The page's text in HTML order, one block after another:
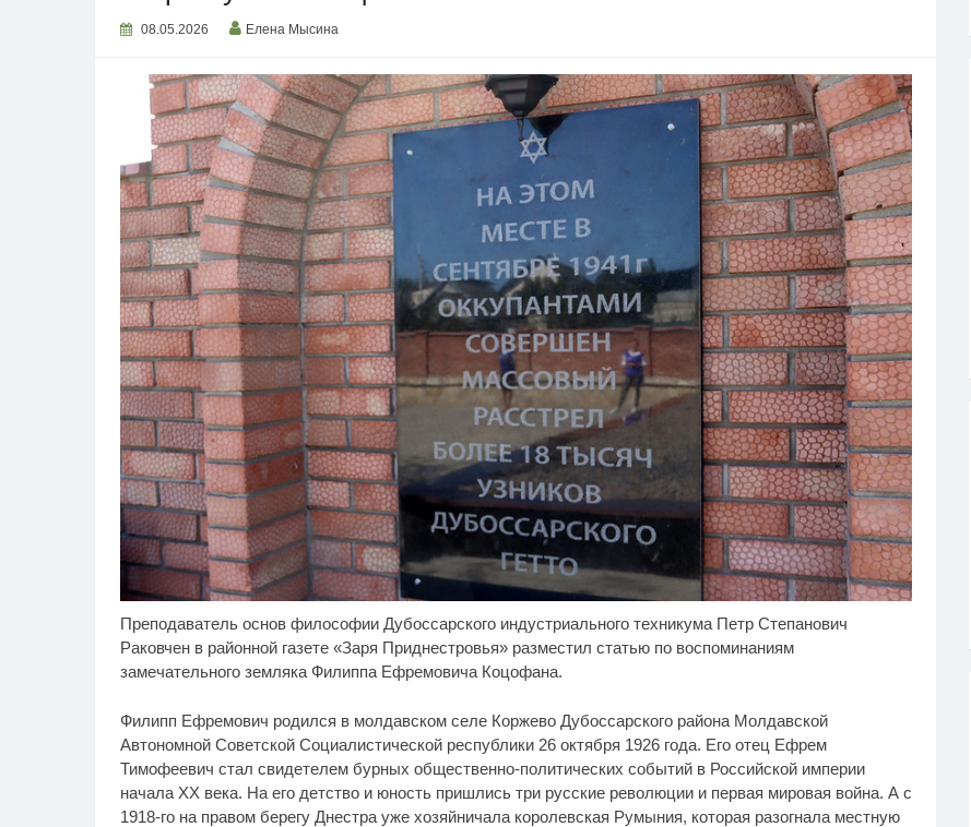
08.05.2026 Елена Мысина
Преподаватель основ философии Дубоссарского индустриального техникума Петр Степанович
Раковчен в районной газете «Заря Приднестровья» разместил статью по воспоминаниям
замечательного земляка Филиппа Ефремовича Коцофана.
Филипп Ефремович родился в молдавском селе Коржево Дубоссарского района Молдавской
Автономной Советской Социалистической республики 26 октября 1926 года. Его отец Ефрем
Тимофеевич стал свидетелем бурных общественно-политических событий в Российской империи
начала XX века. На его детство и юность пришлись три русские революции и первая мировая война. А с
1918-го на правом берегу Днестра уже хозяйничала королевская Румыния, которая разогнала местную
i
Королева вагона
отожгла! Видео не
оставит равнодушным
i
Ржу не переставая, это
видео пересмотришь не
раз
Ролик из Омска: вы
будете смеяться долго